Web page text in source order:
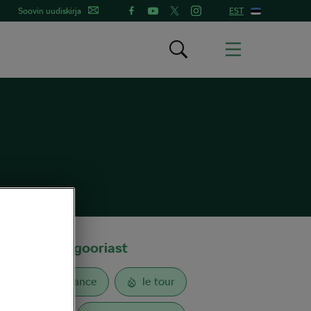
Soovin uudiskirja EST
Sildid kategooriast
Tour de France le tour